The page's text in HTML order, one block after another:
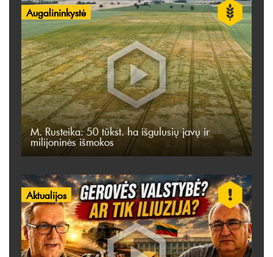
Augalininkystė
M. Rusteika: 50 tūkst. ha išgulusių javų ir
milijoninės išmokos
Aktualijos